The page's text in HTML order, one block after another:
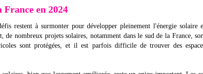
en 2024
restent à surmonter pour développer pleinement l'énergie solaire
de nombreux projets solaires, notamment dans le sud de la France,
sont protégées, et il est parfois difficile de trouver des